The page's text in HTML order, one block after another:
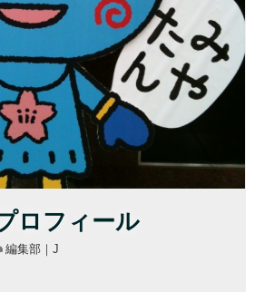
ロフィール
編集部｜J